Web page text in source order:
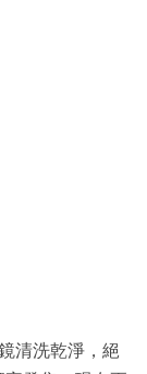
清洗乾淨，絕